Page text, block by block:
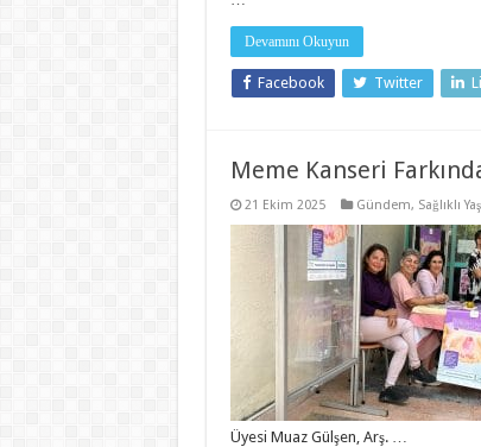
Devamını Okuyun
Facebook Twitter
Meme Kanseri
21 Ekim 2025 Gündem, Sağlıklı
Üyesi Muaz Gülşen, Arş. …